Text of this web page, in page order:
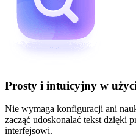
Prosty i intuicyjny w
Nie wymaga konfiguracji ani
zacząć udoskonalać tekst dzięki
interfejsowi.